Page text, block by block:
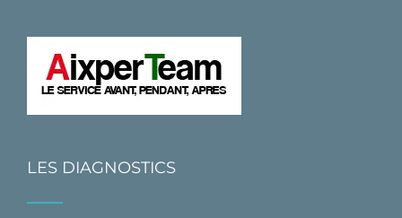
LES DIAGNOSTICS